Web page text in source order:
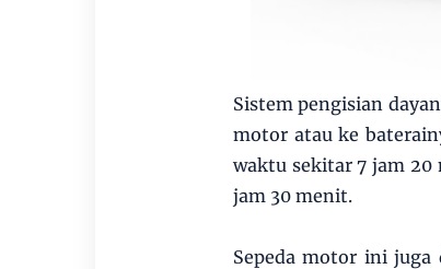
Sistem pengisian
motor atau ke
waktu sekitar 7 jam 20
jam 30 menit.
Sepeda motor ini